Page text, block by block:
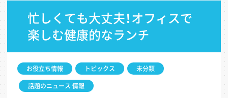
忙しくても大丈夫！オフィスで
楽しむ健康的なランチ
お役立ち情報 トピックス
未分類
話題のニュース 情報